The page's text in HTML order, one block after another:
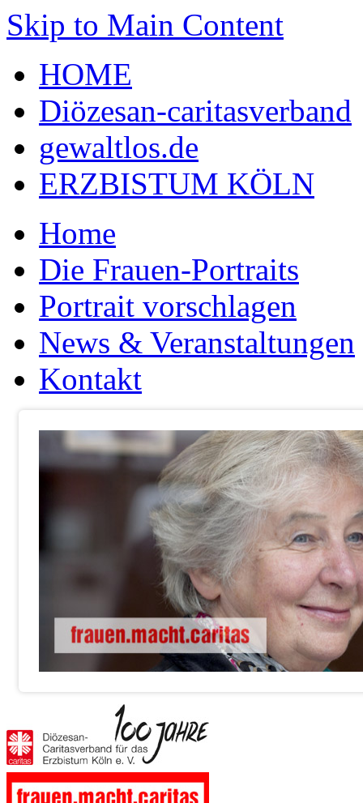
Skip to Main Content
HOME
Diözesan-caritasverband
gewaltlos.de
ERZBISTUM KÖLN
Home
Die Frauen-Portraits
Portrait vorschlagen
News & Veranstaltungen
Kontakt